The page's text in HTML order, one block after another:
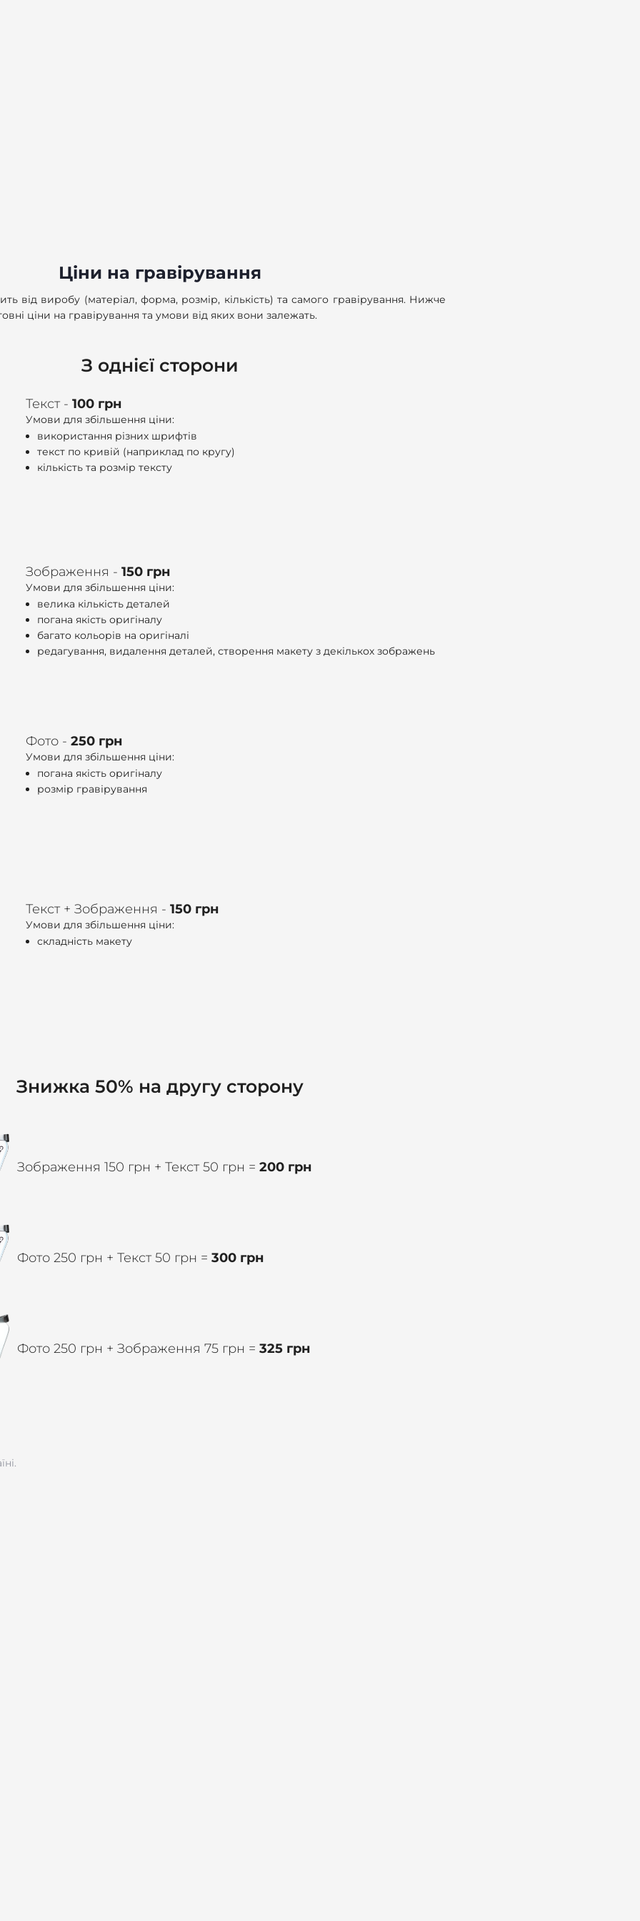
Ціни на гравірування
від виробу (матеріал, форма, розмір, кількість) та самого гравірування. Нижче
ціни на гравірування та умови від яких вони залежать.
З однієї сторони
Текст - 100 грн
Умови для збільшення ціни:
використання різних шрифтів
текст по кривій (наприклад по кругу)
кількість та розмір тексту
Зображення - 150 грн
Умови для збільшення ціни:
велика кількість деталей
погана якість оригіналу
багато кольорів на оригіналі
редагування, видалення деталей, створення макету з декількох зображень
Фото - 250 грн
Умови для збільшення ціни:
погана якість оригіналу
розмір гравірування
Текст + Зображення - 150 грн
Умови для збільшення ціни:
складність макету
Знижка 50% на другу сторону
Зображення 150 грн + Текст 50 грн = 200 грн
Фото 250 грн + Текст 50 грн = 300 грн
Фото 250 грн + Зображення 75 грн = 325 грн